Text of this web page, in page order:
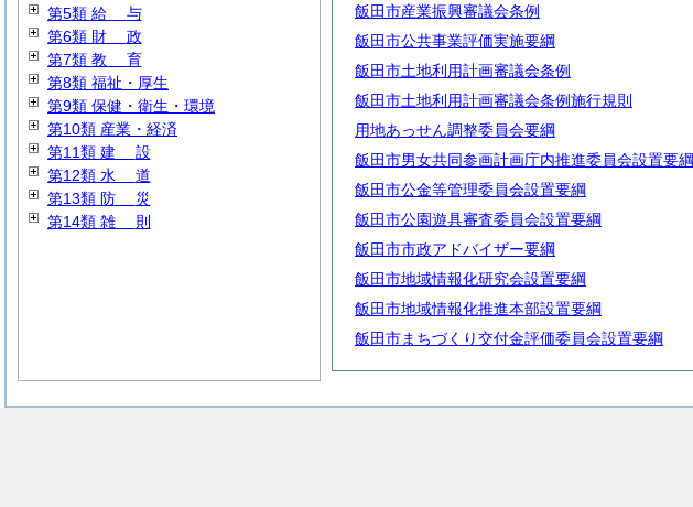
飯田市産業振興審議会条例
飯田市公共事業評価実施要綱
飯田市土地利用計画審議会条例
飯田市土地利用計画審議会条例施行規則
用地あっせん調整委員会要綱
飯田市男女共同参画計画庁内推進委員会設置要綱
飯田市公金等管理委員会設置要綱
飯田市公園遊具審査委員会設置要綱
飯田市市政アドバイザー要綱
飯田市地域情報化研究会設置要綱
飯田市地域情報化推進本部設置要綱
飯田市まちづくり交付金評価委員会設置要綱
第5類 給 与
第6類 財 政
第7類 教 育
第8類 福祉・厚生
第9類 保健・衛生・環境
第10類 産業・経済
第11類 建 設
第12類 水 道
第13類 防 災
第14類 雑 則